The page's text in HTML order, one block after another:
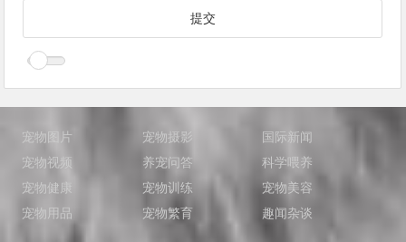
宠物图片 宠物摄影
国际新闻
宠物视频
养宠问答
科学喂养
宠物健康
宠物训练
宠物美容
宠物用品
宠物繁育 趣闻杂谈